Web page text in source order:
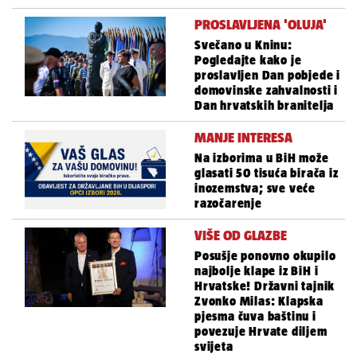
PROSLAVLJENA 'OLUJA'
Svečano u Kninu:
Pogledajte kako je
proslavljen Dan pobjede i
domovinske zahvalnosti i
Dan hrvatskih branitelja
MANJE INTERESA
Na izborima u BiH može
glasati 50 tisuća birača iz
inozemstva; sve veće
razočarenje
VIŠE OD GLAZBE
Posušje ponovno okupilo
najbolje klape iz BiH i
Hrvatske! Državni tajnik
Zvonko Milas: Klapska
pjesma čuva baštinu i
povezuje Hrvate diljem
svijeta